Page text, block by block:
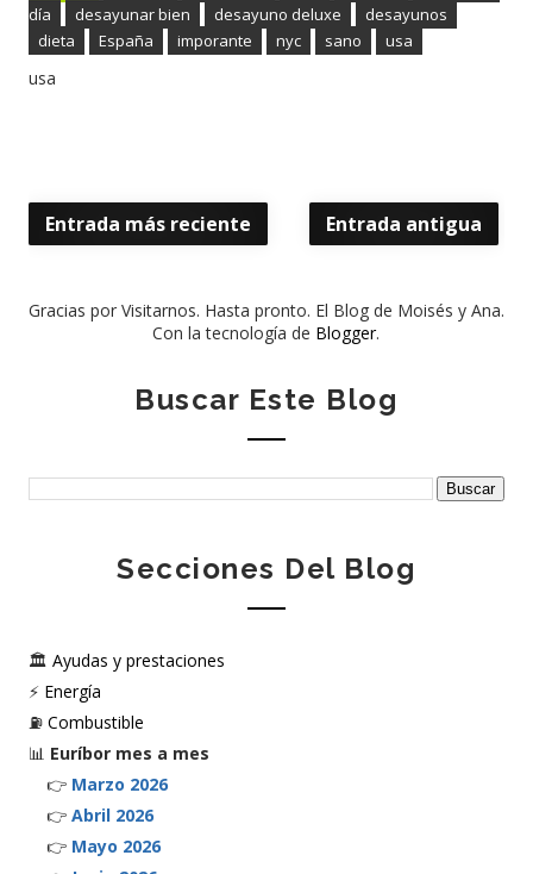
día
desayunar bien desayuno deluxe
desayunos
dieta
España imporante nyc sano usa
usa
Entrada más reciente Entrada antigua
Gracias por Visitarnos. Hasta pronto. El Blog de Moisés y Ana.
Con la tecnología de Blogger.
Buscar Este Blog
Secciones Del Blog
🏛️ Ayudas y prestaciones
⚡ Energía
⛽ Combustible
📊 Euríbor mes a mes
👉 Marzo 2026
👉 Abril 2026
👉 Mayo 2026